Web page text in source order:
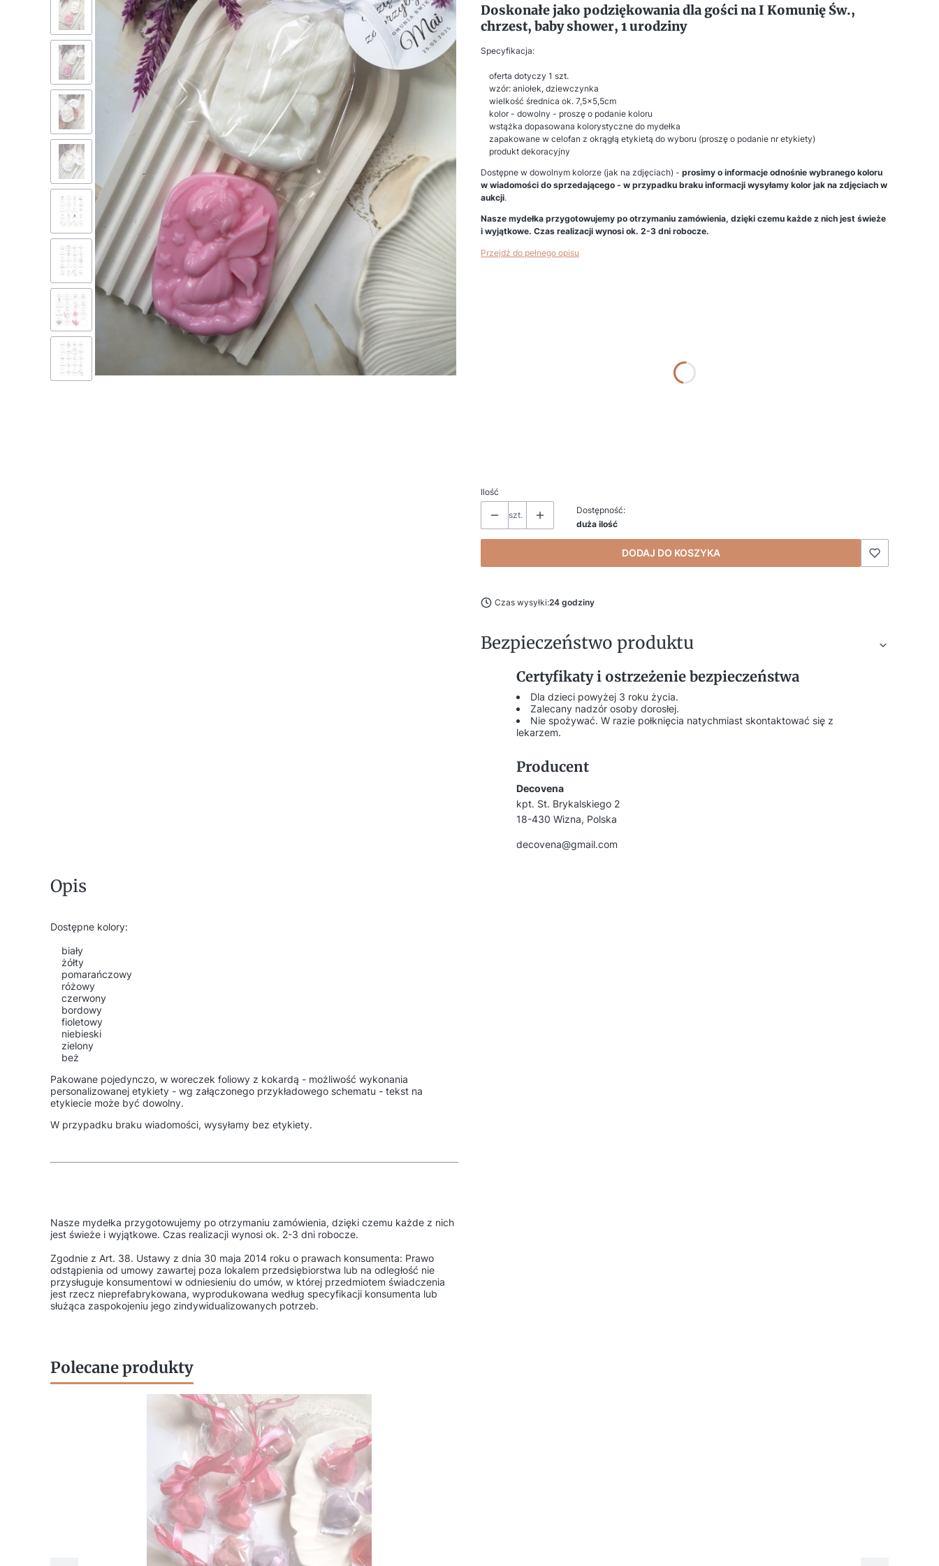
Doskonałe jako podziękowania dla gości na I Komunię Św.,
chrzest, baby shower, 1 urodziny
Specyfikacja:
oferta dotyczy 1 szt.
wzór: aniołek, dziewczynka
wielkość średnica ok. 7,5x5,5cm
kolor - dowolny - proszę o podanie koloru
wstążka dopasowana kolorystyczne do mydełka
zapakowane w celofan z okrągłą etykietą do wyboru (proszę o podanie nr etykiety)
produkt dekoracyjny
Dostępne w dowolnym kolorze (jak na zdjęciach) - prosimy o informacje odnośnie wybranego koloru
w wiadomości do sprzedającego - w przypadku braku informacji wysyłamy kolor jak na zdjęciach w
aukcji.
Nasze mydełka przygotowujemy po otrzymaniu zamówienia, dzięki czemu każde z nich jest świeże
i wyjątkowe. Czas realizacji wynosi ok. 2-3 dni robocze.
Przejdź do pełnego opisu
Ilość
szt.
Dostępność:
duża ilość
DODAJ DO KOSZYKA
Czas wysyłki:24 godziny
Bezpieczeństwo produktu
Certyfikaty i ostrzeżenie bezpieczeństwa
Dla dzieci powyżej 3 roku życia.
Zalecany nadzór osoby dorosłej.
Nie spożywać. W razie połknięcia natychmiast skontaktować się z
lekarzem.
Producent
Decovena
kpt. St. Brykalskiego 2
18-430 Wizna, Polska
decovena@gmail.com
Opis
Dostępne kolory:
biały
żółty
pomarańczowy
różowy
czerwony
bordowy
fioletowy
niebieski
zielony
beż
Pakowane pojedynczo, w woreczek foliowy z kokardą - możliwość wykonania
personalizowanej etykiety - wg załączonego przykładowego schematu - tekst na
etykiecie może być dowolny.
W przypadku braku wiadomości, wysyłamy bez etykiety.
Nasze mydełka przygotowujemy po otrzymaniu zamówienia, dzięki czemu każde z nich
jest świeże i wyjątkowe. Czas realizacji wynosi ok. 2-3 dni robocze.
Zgodnie z Art. 38. Ustawy z dnia 30 maja 2014 roku o prawach konsumenta: Prawo
odstąpienia od umowy zawartej poza lokalem przedsiębiorstwa lub na odległość nie
przysługuje konsumentowi w odniesieniu do umów, w której przedmiotem świadczenia
jest rzecz nieprefabrykowana, wyprodukowana według specyfikacji konsumenta lub
służąca zaspokojeniu jego zindywidualizowanych potrzeb.
Polecane produkty